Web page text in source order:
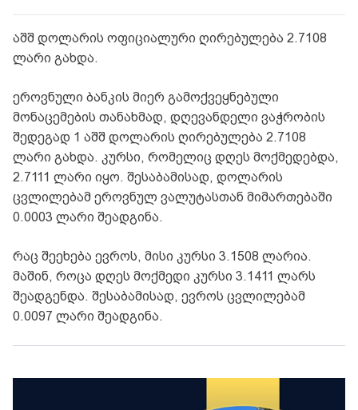
აშშ დოლარის ოფიციალური ღირებულება 2.7108
ლარი გახდა.
ეროვნული ბანკის მიერ გამოქვეყნებული
მონაცემების თანახმად, დღევანდელი ვაჭრობის
შედეგად 1 აშშ დოლარის ღირებულება 2.7108
ლარი გახდა. კურსი, რომელიც დღეს მოქმედებდა,
2.7111 ლარი იყო. შესაბამისად, დოლარის
ცვლილებამ ეროვნულ ვალუტასთან მიმართებაში
0.0003 ლარი შეადგინა.
რაც შეეხება ევროს, მისი კურსი 3.1508 ლარია.
მაშინ, როცა დღეს მოქმედი კურსი 3.1411 ლარს
შეადგენდა. შესაბამისად, ევროს ცვლილებამ
0.0097 ლარი შეადგინა.